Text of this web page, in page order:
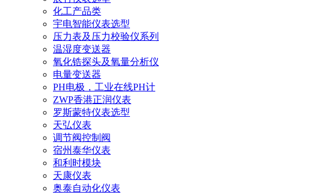
化工产品类
宇电智能仪表选型
压力表及压力校验仪系列
温湿度变送器
氧化锆探头及氧量分析仪
电量变送器
PH电极，工业在线PH计
ZWP香港正润仪表
罗斯蒙特仪表选型
天弘仪表
调节阀控制阀
宿州泰华仪表
和利时模块
天康仪表
奥泰自动化仪表